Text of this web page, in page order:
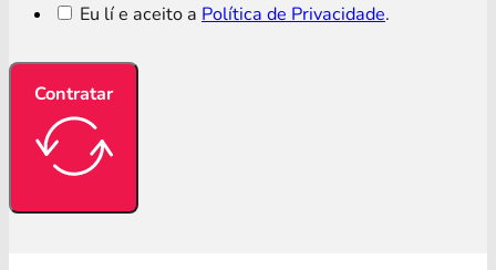
Eu lí e aceito a Política de Privacidade.
Contratar